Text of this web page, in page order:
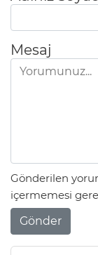
Mesaj
Gönderilen
içermemesi
Gönder